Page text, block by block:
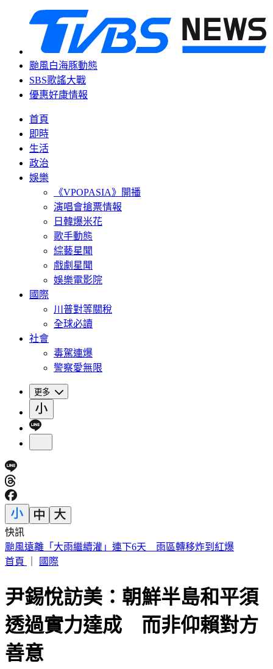
颱風白海豚動態
SBS歌謠大戰
優惠好康情報
首頁
即時
生活
政治
娛樂
《VPOPASIA》開播
演唱會搶票情報
日韓爆米花
歌手動態
綜藝星聞
戲劇星聞
娛樂電影院
國際
川普對等關稅
全球必讀
社會
毒駕連爆
警察愛無限
更多
快訊
SBS歌謠大戰／KISS OF LIFE 狂飆夯曲〈SWEAT〉全場狂叫
首頁
國際
尹錫悅訪美：朝鮮半島和平須
透過實力達成 而非仰賴對方
善意